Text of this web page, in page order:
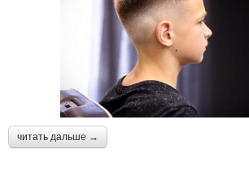
читать дальше →